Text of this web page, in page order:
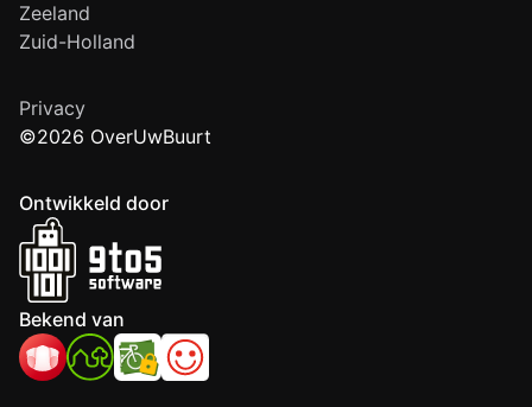
Zeeland
Zuid-Holland
Privacy
©2026 OverUwBuurt
Ontwikkeld door
Bekend van